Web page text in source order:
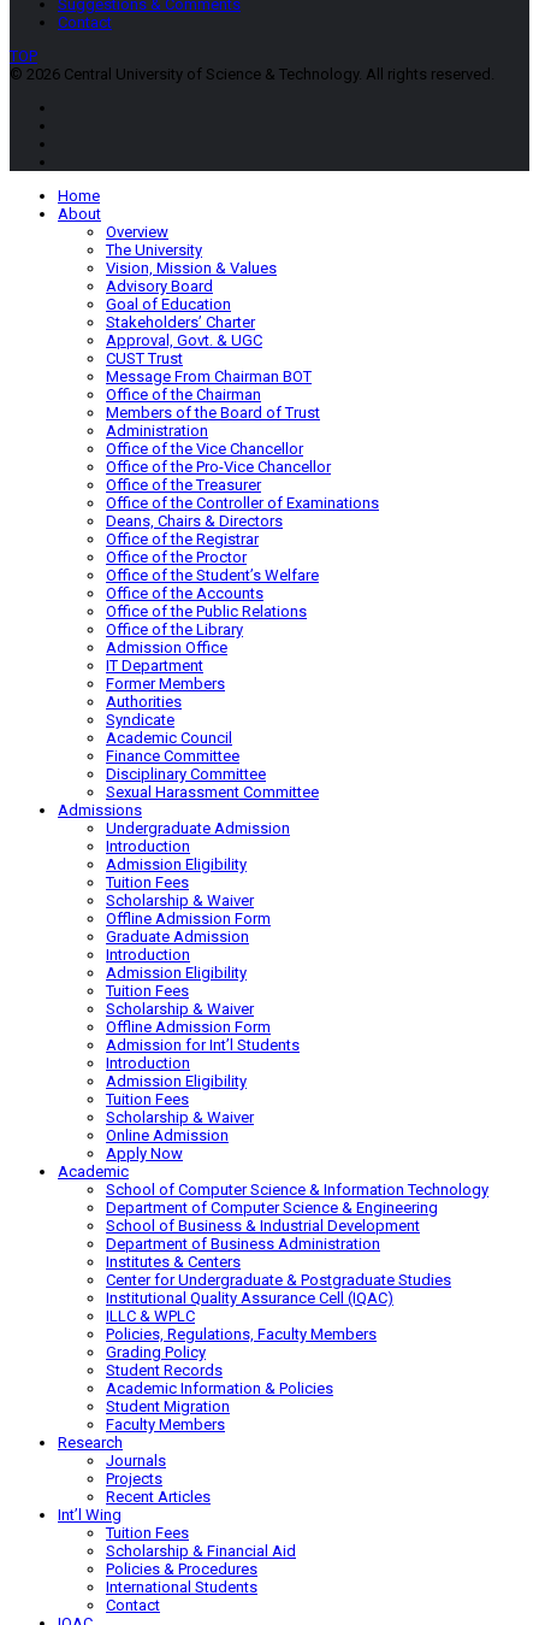
Suggestions & Comments
Contact
TOP
© 2026 Central University of Science & Technology. All rights reserved.
Home
About
Overview
The University
Vision, Mission & Values
Advisory Board
Goal of Education
Stakeholders’ Charter
Approval, Govt. & UGC
CUST Trust
Message From Chairman BOT
Office of the Chairman
Members of the Board of Trust
Administration
Office of the Vice Chancellor
Office of the Pro-Vice Chancellor
Office of the Treasurer
Office of the Controller of Examinations
Deans, Chairs & Directors
Office of the Registrar
Office of the Proctor
Office of the Student’s Welfare
Office of the Accounts
Office of the Public Relations
Office of the Library
Admission Office
IT Department
Former Members
Authorities
Syndicate
Academic Council
Finance Committee
Disciplinary Committee
Sexual Harassment Committee
Admissions
Undergraduate Admission
Introduction
Admission Eligibility
Tuition Fees
Scholarship & Waiver
Offline Admission Form
Graduate Admission
Introduction
Admission Eligibility
Tuition Fees
Scholarship & Waiver
Offline Admission Form
Admission for Int’l Students
Introduction
Admission Eligibility
Tuition Fees
Scholarship & Waiver
Online Admission
Apply Now
Academic
School of Computer Science & Information Technology
Department of Computer Science & Engineering
School of Business & Industrial Development
Department of Business Administration
Institutes & Centers
Center for Undergraduate & Postgraduate Studies
Institutional Quality Assurance Cell (IQAC)
ILLC & WPLC
Policies, Regulations, Faculty Members
Grading Policy
Student Records
Academic Information & Policies
Student Migration
Faculty Members
Research
Journals
Projects
Recent Articles
Int’l Wing
Tuition Fees
Scholarship & Financial Aid
Policies & Procedures
International Students
Contact